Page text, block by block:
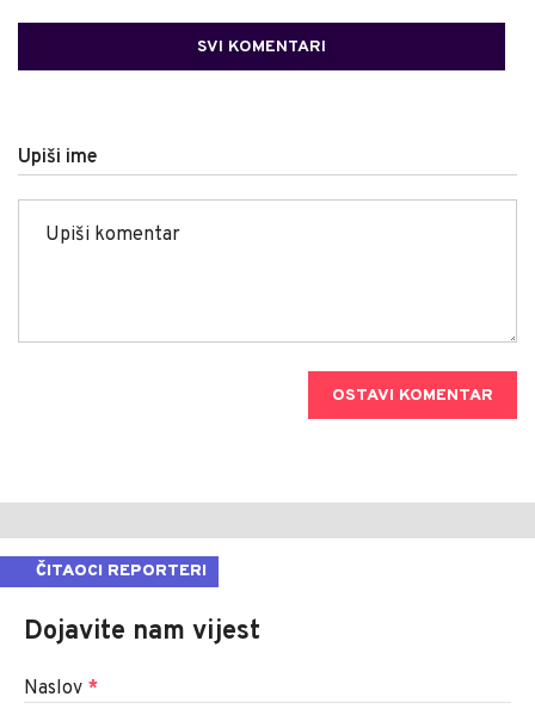
SVI KOMENTARI
Upiši ime
OSTAVI KOMENTAR
ČITAOCI REPORTERI
Dojavite nam vijest
Naslov *